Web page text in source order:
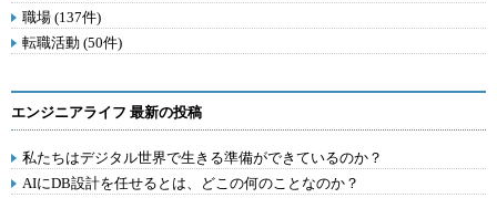
職場 (137件)
転職活動 (50件)
エンジニアライフ 最新の投稿
私たちはデジタル世界で生きる準備ができているのか？
AIにDB設計を任せるとは、どこの何のことなのか？